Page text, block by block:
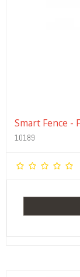
Smart Fence -
10189